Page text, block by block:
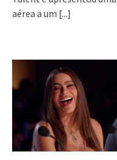
aérea a um [...]